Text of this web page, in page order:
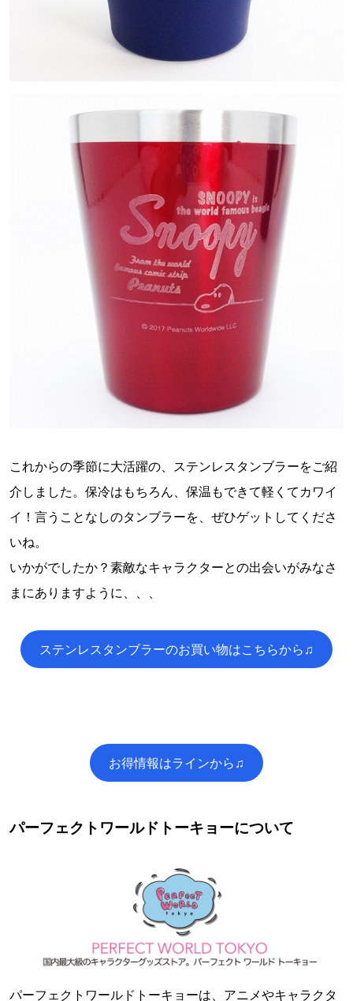
これからの季節に大活躍の、ステンレスタンブラーをご紹
介しました。保冷はもちろん、保温もできて軽くてカワイ
イ！言うことなしのタンブラーを、ぜひゲットしてくださ
いね。
いかがでしたか？素敵なキャラクターとの出会いがみなさ
まにありますように、、、
ステンレスタンブラーのお買い物はこちらから♫
お得情報はラインから♫
パーフェクトワールドトーキョーについて
パーフェクトワールドトーキョーは、アニメやキャラクタ